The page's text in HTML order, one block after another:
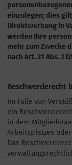
einzulegen; dies
Direktwerbung in
werden Ihre
mehr zum Zwecke
nach Art. 21 Abs. 2
Beschwerderecht
Im Falle von
ein
in dem
Arbeitsplatzes
Das